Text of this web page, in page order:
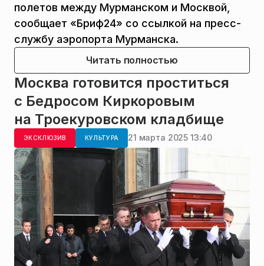
полетов между Мурманском и Москвой,
сообщает «Бриф24» со ссылкой на пресс-
службу аэропорта Мурманска.
Читать полностью
Москва готовится проститься
с Бедросом Киркоровым
на Троекуровском кладбище
ЭКСКЛЮЗИВ КУЛЬТУРА 21 марта 2025 13:40